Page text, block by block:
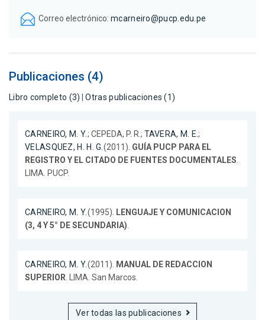
Correo electrónico: mcarneiro@pucp.edu.pe
Publicaciones (4)
Libro completo (3) |Otras publicaciones (1)
CARNEIRO, M. Y.; CEPEDA, P. R.; TAVERA, M. E.;
VELASQUEZ, H. H. G. (2011). GUÍA PUCP PARA EL
REGISTRO Y EL CITADO DE FUENTES DOCUMENTALES
LIMA. PUCP.
CARNEIRO, M. Y.(1995).
LENGUAJE Y COMUNICACION
(3, 4 Y 5° DE SECUNDARIA)
CARNEIRO, M. Y.(2011).
MANUAL DE REDACCION
SUPERIOR . LIMA. San Marcos.
Ver todas las publicaciones